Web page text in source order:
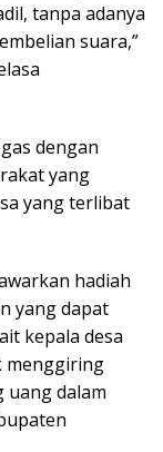
tanpa adanya
suara,”
dengan
yang
yang terlibat
hadiah
yang dapat
kepala desa
menggiring
uang dalam